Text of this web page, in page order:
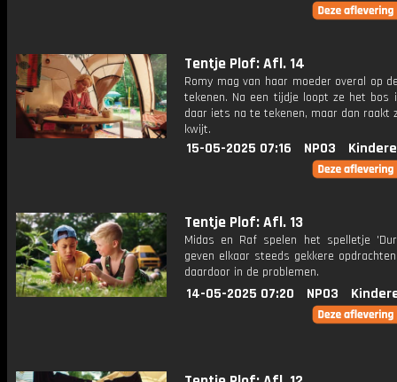
Tentje Plof: Afl. 14
Romy mag van haar moeder overal op
tekenen. Na een tijdje loopt ze het bos
daar iets na te tekenen, maar dan raakt
kwijt.
15-05-2025 07:16 NPO3
Tentje Plof: Afl. 13
Midas en Raf spelen het spelletje
geven elkaar steeds gekkere
daardoor in de problemen.
14-05-2025 07:20 NPO3